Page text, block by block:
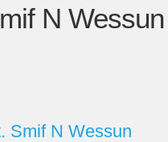
N
Smif N Wessun